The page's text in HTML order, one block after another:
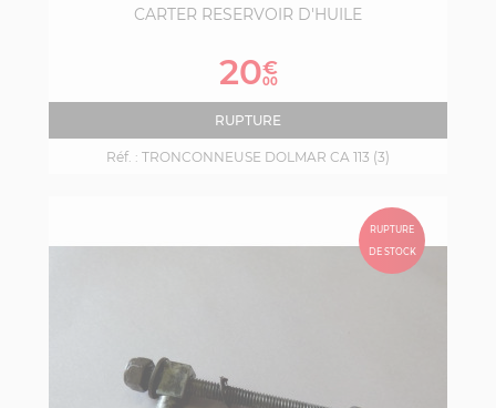
CARTER RESERVOIR D'HUILE
Prix
20€
00
RUPTURE
Réf. : TRONCONNEUSE DOLMAR CA 113 (3)
RUPTURE
DE STOCK